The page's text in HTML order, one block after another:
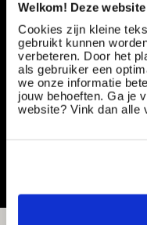
Welkom! Deze
Cookies zijn kleine
gebruikt kunnen
verbeteren. Door het
als gebruiker een
we onze informatie
jouw behoeften. Ga je
website? Vink dan alle
Medewerker
Vacancy number:
Specialization:
Contract type:
Temp
Share or save this